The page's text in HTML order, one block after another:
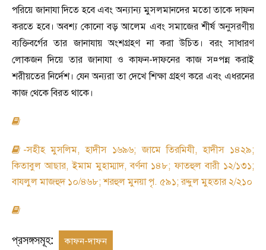
পরিয়ে জানাযা দিতে হবে এবং অন্যান্য মুসলমানদের মতো তাকে দাফন
করতে হবে। অবশ্য কোনো বড় আলেম এবং সমাজের শীর্ষ অনুসরণীয়
ব্যক্তিবর্গের তার জানাযায় অংশগ্রহণ না করা উচিত। বরং সাধারণ
লোকজন দিয়ে তার জানাযা ও কাফন-দাফনের কাজ স¤পন্ন করাই
শরীয়তের নির্দেশ। যেন অন্যরা তা দেখে শিক্ষা গ্রহণ করে এবং এধরনের
কাজ থেকে বিরত থাকে।
-সহীহ মুসলিম,হাদীস ১৬৯৬;জামে তিরমিযী,হাদীস ১৪২৯;
কিতাবুল আছার,ইমাম মুহাম্মাদ,বর্ণনা ১৪৮;ফাতহুল বারী ১২/১৩১;
বাযলুল মাজহুদ ১০/৪৬৮;শরহুল মুনয়া পৃ. ৫৯১;রদ্দুল মুহতার ২/২১০
প্রসঙ্গসমূহ: কাফন-দাফন